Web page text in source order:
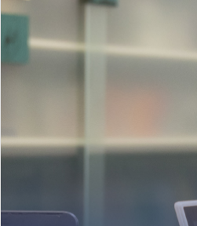
EDUCAÇÃO
Inglês todos
Dupla